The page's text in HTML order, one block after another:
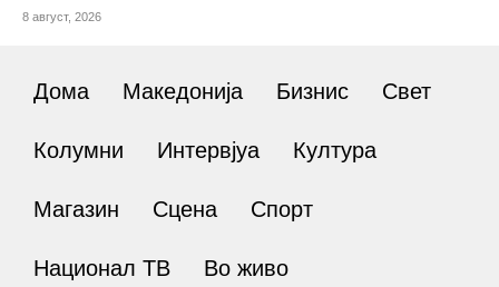
8 август, 2026
Дома Македонија Бизнис Свет
Колумни Интервјуа Култура
Магазин Сцена Спорт
Национал ТВ Во живо